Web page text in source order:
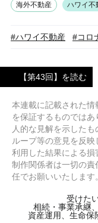
海外不動産 ハワイ不
#ハワイ不動産 #コロ
【第43回】を読む
本連載に記載された
を保証するものでは
人的な見解を示した
ループ等の意見を反
利用した結果による
制作関係者は一切の
任でお願いいたします。
受けた
相続・事業承継
資産運用、生命保